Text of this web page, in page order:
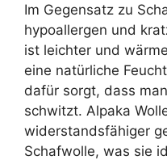
Im Gegensatz zu
hypoallergen und
ist leichter und
eine natürliche
dafür sorgt, dass
schwitzt. Alpaka
widerstandsfähiger
Schafwolle, was sie